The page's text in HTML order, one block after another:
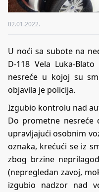
02.01.2022.
U noći sa subote na
D-118 Vela Luka-
nesreće u kojoj su
objavila je policija.
Izgubio kontrolu nad
Do prometne nesreće
upravljajući osobnim
oznaka, krećući se iz
zbog brzine
(nepregledan zavoj,
izgubio nadzor nad